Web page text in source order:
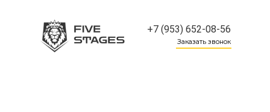
+7 (953) 652-08-56
Заказать звонок